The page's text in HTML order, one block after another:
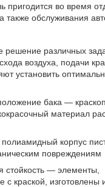
пригодится во время
также обслуживания
решение различных
воздуха, подачи
установить
бака —
материал
корпус
повреждениям
стойкость — элементы,
с краской, изготовлены